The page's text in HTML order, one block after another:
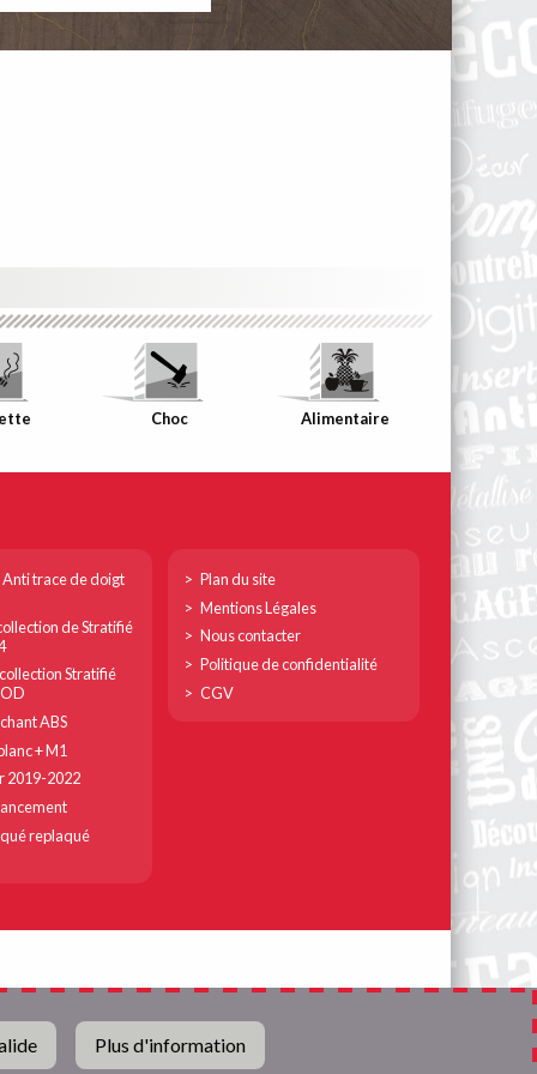
Choc Alimentaire
trace de doigt
de Stratifié
Stratifié
ABS
+ M1
2019-2022
replaqué
Footer
col
Plan du site
Mentions Légales
Nous contacter
Politique de confidentialité
CGV
Plus d'information